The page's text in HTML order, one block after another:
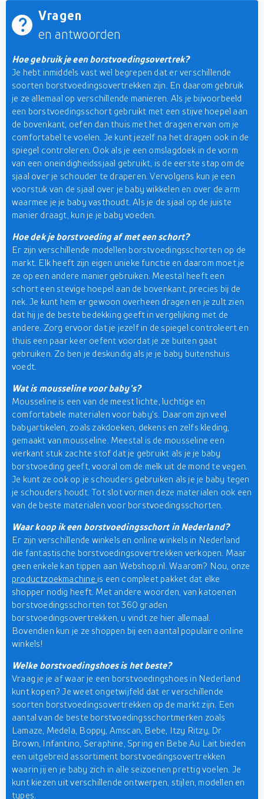
Vragen
en antwoorden
Hoe gebruik je een borstvoedingsovertrek?
Je hebt inmiddels vast wel begrepen dat er verschillende
soorten borstvoedingsovertrekken zijn. En daarom gebruik
je ze allemaal op verschillende manieren. Als je bijvoorbeeld
een borstvoedingsschort gebruikt met een stijve hoepel aan
de bovenkant, oefen dan thuis met het dragen ervan om je
comfortabel te voelen. Je kunt jezelf na het dragen ook in de
spiegel controleren. Ook als je een omslagdoek in de vorm
van een oneindigheidssjaal gebruikt, is de eerste stap om de
sjaal over je schouder te draperen. Vervolgens kun je een
voorstuk van de sjaal over je baby wikkelen en over de arm
waarmee je je baby vasthoudt. Als je de sjaal op de juiste
manier draagt, kun je je baby voeden.
Hoe dek je borstvoeding af met een schort?
Er zijn verschillende modellen borstvoedingsschorten op de
markt. Elk heeft zijn eigen unieke functie en daarom moet je
ze op een andere manier gebruiken. Meestal heeft een
schort een stevige hoepel aan de bovenkant, precies bij de
nek. Je kunt hem er gewoon overheen dragen en je zult zien
dat hij je de beste bedekking geeft in vergelijking met de
andere. Zorg ervoor dat je jezelf in de spiegel controleert en
thuis een paar keer oefent voordat je ze buiten gaat
gebruiken. Zo ben je deskundig als je je baby buitenshuis
voedt.
Wat is mousseline voor baby's?
Mousseline is een van de meest lichte, luchtige en
comfortabele materialen voor baby's. Daarom zijn veel
babyartikelen, zoals zakdoeken, dekens en zelfs kleding,
gemaakt van mousseline. Meestal is de mousseline een
vierkant stuk zachte stof dat je gebruikt als je je baby
borstvoeding geeft, vooral om de melk uit de mond te vegen.
Je kunt ze ook op je schouders gebruiken als je je baby tegen
je schouders houdt. Tot slot vormen deze materialen ook een
van de beste materialen voor borstvoedingsschorten.
Waar koop ik een borstvoedingsschort in Nederland?
Er zijn verschillende winkels en online winkels in Nederland
die fantastische borstvoedingsovertrekken verkopen. Maar
geen enkele kan tippen aan Webshop.nl. Waarom? Nou, onze
productzoekmachine is een compleet pakket dat elke
shopper nodig heeft. Met andere woorden, van katoenen
borstvoedingsschorten tot 360 graden
borstvoedingsovertrekken, u vindt ze hier allemaal.
Bovendien kun je ze shoppen bij een aantal populaire online
winkels!
Welke borstvoedingshoes is het beste?
Vraag je je af waar je een borstvoedingshoes in Nederland
kunt kopen? Je weet ongetwijfeld dat er verschillende
soorten borstvoedingsovertrekken op de markt zijn. Een
aantal van de beste borstvoedingsschortmerken zoals
Lamaze, Medela, Boppy, Amscan, Bebe, Itzy Ritzy, Dr
Brown, Infantino, Seraphine, Spring en Bebe Au Lait bieden
een uitgebreid assortiment borstvoedingsovertrekken
waarin jij en je baby zich in alle seizoenen prettig voelen. Je
kunt kiezen uit verschillende ontwerpen, stijlen, modellen en
types.